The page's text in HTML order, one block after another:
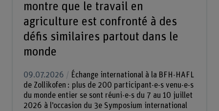
montre que le travail en
agriculture est confronté à des
défis similaires partout dans le
monde
09.07.2026
Échange international à la BFH-HAFL
de Zollikofen : plus de 200 participant-e-s venu-e-s
du monde entier se sont réuni-e-s du 7 au 10 juillet
2026 à l’occasion du 3e Symposium international